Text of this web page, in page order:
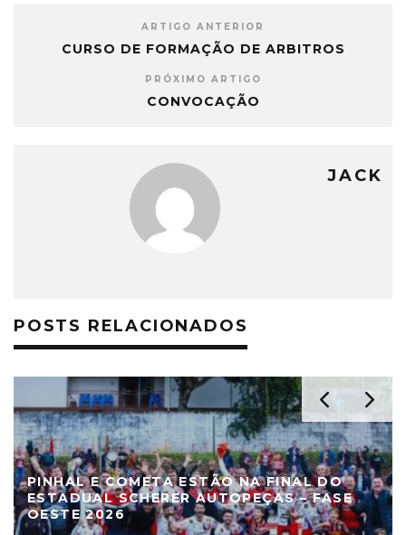
ARTIGO ANTERIOR
CURSO DE FORMAÇÃO DE ARBITROS
PRÓXIMO ARTIGO
CONVOCAÇÃO
JACK
POSTS RELACIONADOS
PINHAL E COMETA ESTÃO NA FINAL DO
ESTADUAL SCHERER AUTOPEÇAS – FASE
OESTE 2026